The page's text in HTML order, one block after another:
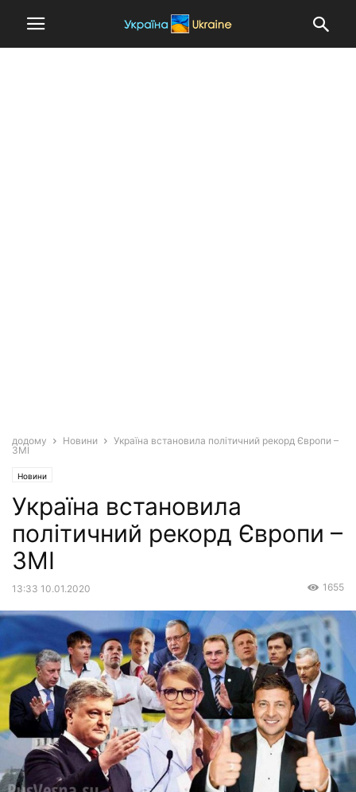
додому Новини
Україна встановила політичний рекорд Європи –
ЗМІ
Новини
Україна встановила
політичний рекорд Європи –
ЗМІ
13:33 10.01.2020 1655